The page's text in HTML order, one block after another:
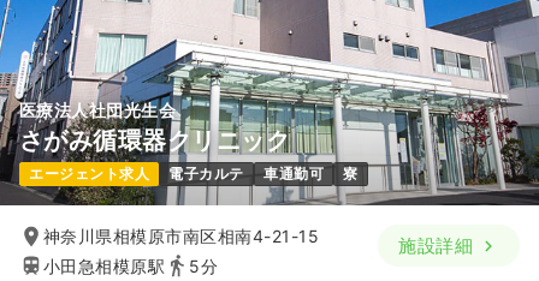
医療法人社団光生会
さがみ循環器クリニック
エージェント求人 電子カルテ 車通勤可 寮
神奈川県相模原市南区相南4-21-15
小田急相模原駅
5分
施設詳細